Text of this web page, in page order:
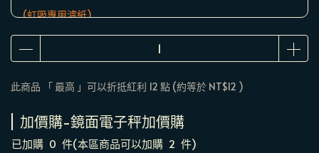
(虹吸專用濾紙)
此商品 「 最高 」可以折抵紅利 12 點 (約等於 NT$12 )
加價購-鏡面電子秤加價購
已加購 0 件(本區商品可以加購 2 件)